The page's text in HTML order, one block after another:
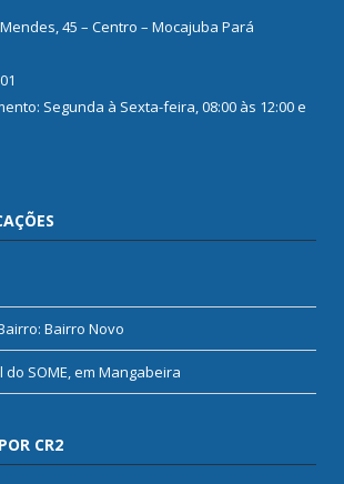
45 – Centro – Mocajuba Pará
Segunda à Sexta-feira, 08:00 às 12:00 e
Bairro Novo
do SOME, em Mangabeira
CR2